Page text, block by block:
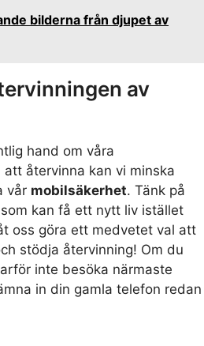
bilderna från djupet av
av
hand om våra
att återvinna kan vi minska
vår mobilsäkerhet. Tänk på
kan få ett nytt liv istället
oss göra ett medvetet val att
stödja återvinning! Om du
inte besöka närmaste
in din gamla telefon redan